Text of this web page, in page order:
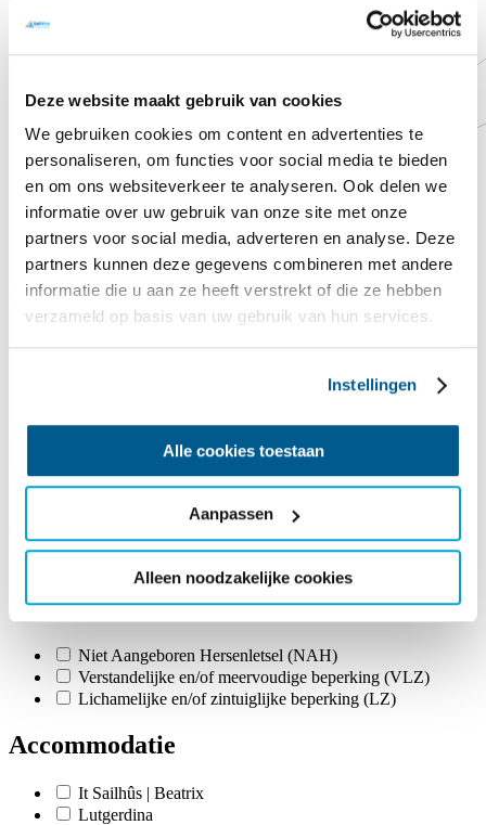
Deze website maakt gebruik van cookies
We gebruiken cookies om content en advertenties te
personaliseren, om functies voor social media te bieden
en om ons websiteverkeer te analyseren. Ook delen we
informatie over uw gebruik van onze site met onze
partners voor social media, adverteren en analyse. Deze
partners kunnen deze gegevens combineren met andere
informatie die u aan ze heeft verstrekt of die ze hebben
verzameld op basis van uw gebruik van hun services.
Instellingen
Alle cookies toestaan
Aanpassen
Alleen noodzakelijke cookies
Reisaanbod 2026
Informatiezeilvakantiebekeken? ✅
staan, is jouw eigen bijdrage. De meerkosten voor de reis zijn voor
rekening van SailWise. Wil je daar meer over weten,
Boek je voor een hele groep,
Beperkingen
Niet Aangeboren Hersenletsel (NAH)
Verstandelijke en/of meervoudige beperking (VLZ)
Lichamelijke en/of zintuiglijke beperking (LZ)
Accommodatie
It Sailhûs | Beatrix
Lutgerdina